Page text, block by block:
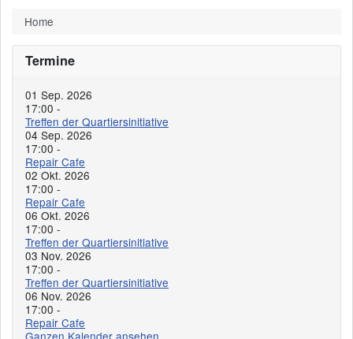
Home
Termine
01 Sep. 2026
17:00 -
Treffen der Quartiersinitiative
04 Sep. 2026
17:00 -
Repair Cafe
02 Okt. 2026
17:00 -
Repair Cafe
06 Okt. 2026
17:00 -
Treffen der Quartiersinitiative
03 Nov. 2026
17:00 -
Treffen der Quartiersinitiative
06 Nov. 2026
17:00 -
Repair Cafe